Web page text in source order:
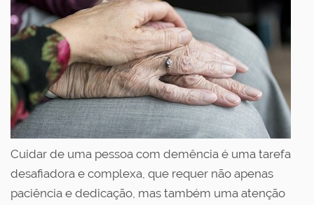
Cuidar de uma pessoa com demência é uma tarefa
desafiadora e complexa, que requer não apenas
paciência e dedicação, mas também uma atenção